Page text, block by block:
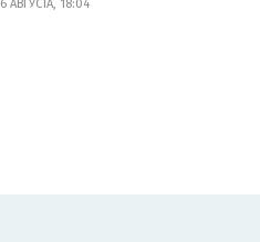
6 АВГУСТА, 18:04